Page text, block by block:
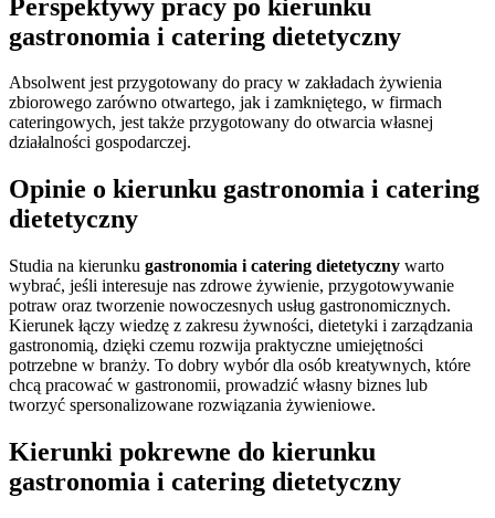
Perspektywy pracy po kierunku
gastronomia i catering dietetyczny
Absolwent jest przygotowany do pracy w zakładach żywienia
zbiorowego zarówno otwartego, jak i zamkniętego, w firmach
cateringowych, jest także przygotowany do otwarcia własnej
działalności gospodarczej.
Opinie o kierunku gastronomia i catering
dietetyczny
Studia na kierunku gastronomia i catering dietetyczny warto
wybrać, jeśli interesuje nas zdrowe żywienie, przygotowywanie
potraw oraz tworzenie nowoczesnych usług gastronomicznych.
Kierunek łączy wiedzę z zakresu żywności, dietetyki i zarządzania
gastronomią, dzięki czemu rozwija praktyczne umiejętności
potrzebne w branży. To dobry wybór dla osób kreatywnych, które
chcą pracować w gastronomii, prowadzić własny biznes lub
tworzyć spersonalizowane rozwiązania żywieniowe.
Kierunki pokrewne do kierunku
gastronomia i catering dietetyczny